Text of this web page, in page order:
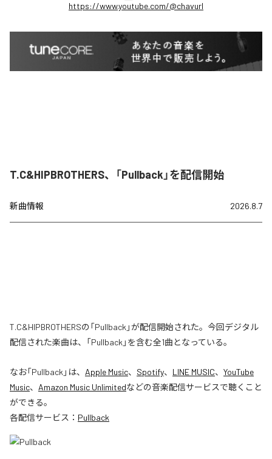
https://www.youtube.com/@chavurl
T.C&HIPBROTHERS、「Pullback」を配信開始
新曲情報 2026.8.7
T.C&HIPBROTHERSの「Pullback」が配信開始された。今回デジタル
配信された楽曲は、「Pullback」を含む全1曲となっている。
なお「Pullback 」は、 Apple Music、 Spotify、 LINE MUSIC、 YouTube
Music、 Amazon Music Unlimitedなどの音楽配信サービスで聴くこと
ができる。
各配信サービス： Pullback